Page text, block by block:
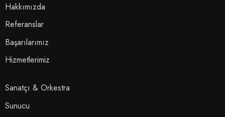
Hakkımızda
Referanslar
Başarılarımız
Hizmetlerimiz
Sanatçı & Orkestra
Sunucu